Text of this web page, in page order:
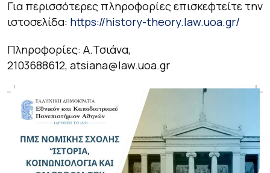
Για περισσότερες πληροφορίες επισκεφτείτε την
ιστοσελίδα: https://history-theory.law.uoa.gr/
Πληροφορίες: Α.Τσιάνα,
2103688612, atsiana@law.uoa.gr